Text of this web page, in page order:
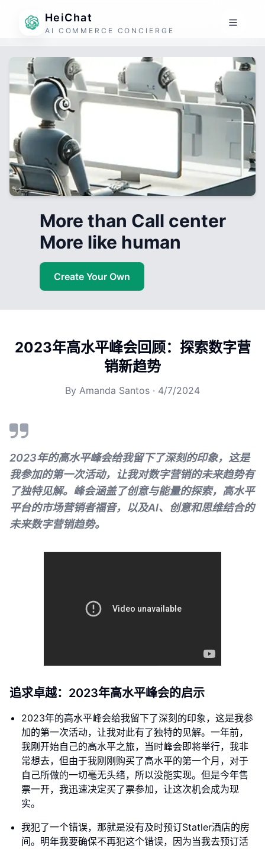
HeiChat
AI COMMERCE CONCIERGE
More than Call center
More like human
Create Your Own
2023年高水平峰会回顾：探索数字营
销新趋势
By Amanda Santos · 4/7/2024
2023年的高水平峰会给我留下了深刻的印象，这是
我参加的第一次活动，让我对数字营销的未来趋势有
了独特见解。峰会涵盖了创意与能量的探索，高水平
平台的市场营销者福音，以及AI、创意和思维结合的
未来数字营销趋势。
追求卓越：2023年高水平峰会的启示
2023年的高水平峰会给我留下了深刻的印象，这是我参
加的第一次活动，让我对此有了独特的见解。一年前，
我刚开始自己的高水平之旅，当时峰会即将举行，我非
常想去，但由于我刚刚购买了高水平的第一个月，对于
自己所做的一切毫无头绪，所以没能实现。但是今年售
票一开，我迅速决定买了票参加，让这次机会成为现
实。
我犯了一个错误，那就是没有及时预订Statler酒店的房
间。明年我要确保不再犯这个错误，因为当我去预订活